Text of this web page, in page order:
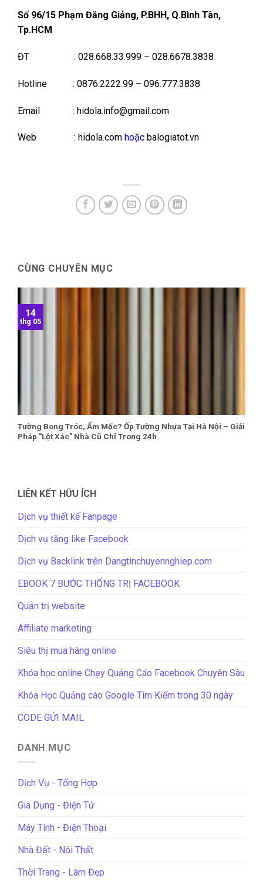
Số 96/15 Phạm Đăng Giảng, P.BHH, Q.Bình Tân,
Tp.HCM
ĐT : 028.668.33.999 – 028.6678.3838
Hotline : 0876.2222.99 – 096.777.3838
Email : hidola.info@gmail.com
Web : hidola.com hoặc balogiatot.vn
CÙNG CHUYÊN MỤC
Tường Bong Tróc, Ẩm Mốc? Ốp Tường Nhựa Tại Hà Nội – Giải
Pháp "Lột Xác" Nhà Cũ Chỉ Trong 24h
14
thg 05
LIÊN KẾT HỮU ÍCH
Dịch vụ thiết kế Fanpage
Dịch vụ tăng like Facebook
Dịch vụ Backlink trên Dangtinchuyennghiep.com
EBOOK 7 BƯỚC THỐNG TRỊ FACEBOOK
Quản trị website
Affiliate marketing
Siêu thị mua hàng online
Khóa học online Chạy Quảng Cáo Facebook Chuyên Sâu
Khóa Học Quảng cáo Google Tìm Kiếm trong 30 ngày
CODE GỬI MAIL
DANH MỤC
Dịch Vụ - Tổng Hợp
Gia Dụng - Điện Tử
Máy Tính - Điện Thoại
Nhà Đất - Nội Thất
Thời Trang - Làm Đẹp